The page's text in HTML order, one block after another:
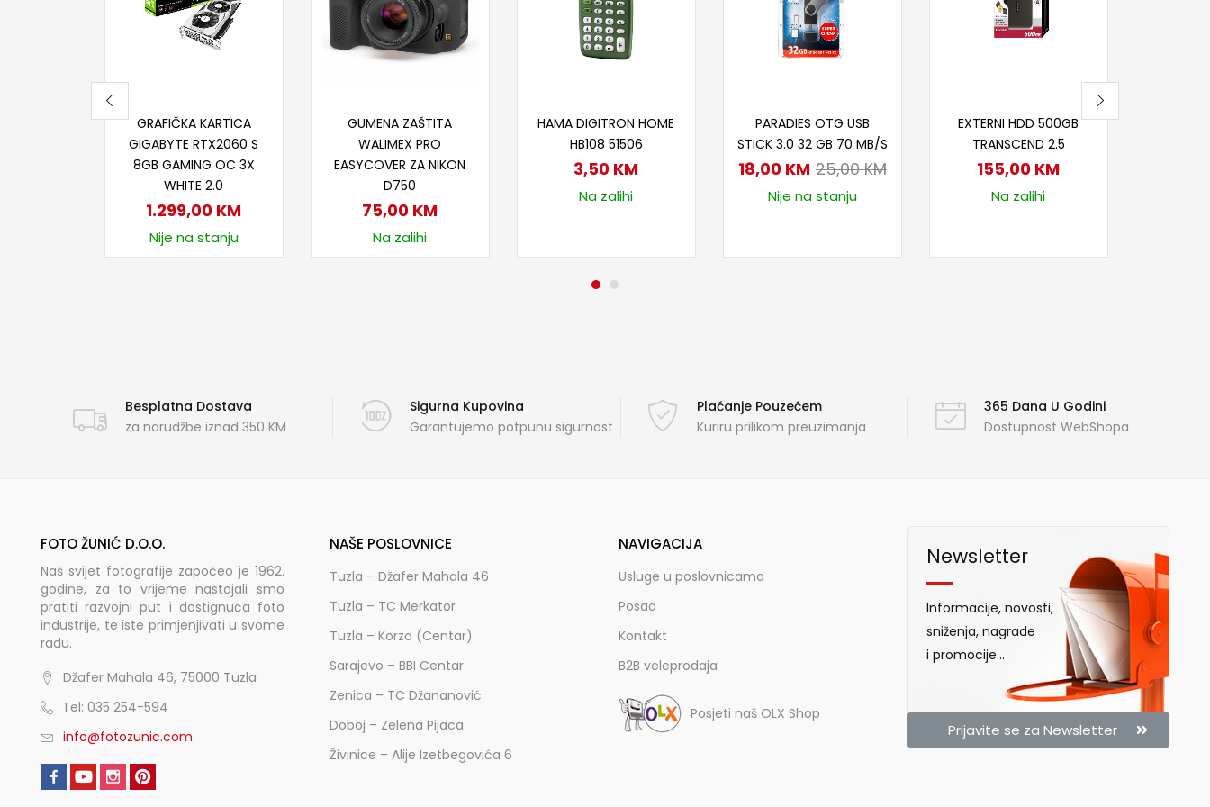
GRAFIČKA KARTICA
GIGABYTE RTX2060 S
8GB GAMING OC 3X
WHITE 2.0
1.299,00 KM
Nije na stanju
GUMENA ZAŠTITA
WALIMEX PRO
EASYCOVER ZA NIKON
D750
75,00 KM
Na zalihi
HAMA DIGITRON HOME
HB108 51506
3,50 KM
Na zalihi
PARADIES OTG USB
STICK 3.0 32 GB 70 MB/S
18,00 KM 25,00KM
Nije na stanju
EXTERNI HDD 500GB
TRANSCEND 2.5
155,00 KM
Na zalihi
Besplatna Dostava
za narudžbe iznad 350 KM
Sigurna Kupovina
Garantujemo potpunu sigurnost
Plaćanje Pouzećem
Kuriru prilikom preuzimanja
365 Dana U Godini
Dostupnost WebShopa
FOTO ŽUNIĆ D.O.O.
Naš svijet fotografije započeo je 1962.
godine, za to vrijeme nastojali smo
pratiti razvojni put i dostignuća foto
industrije, te iste primjenjivati u svome
radu.
Džafer Mahala 46, 75000 Tuzla
Tel: 035 254-594
info@fotozunic.com
NAŠE POSLOVNICE
Tuzla – Džafer Mahala 46
Tuzla – TC Merkator
Tuzla – Korzo (Centar)
Sarajevo – BBI Centar
Zenica – TC Džananović
Doboj – Zelena Pijaca
Živinice – Alije Izetbegovića 6
NAVIGACIJA
Usluge u poslovnicama
Posao
Kontakt
B2B veleprodaja
Posjeti naš OLX Shop
Newsletter
Informacije, novosti,
sniženja, nagrade
i promocije...
Prijavite se za Newsletter